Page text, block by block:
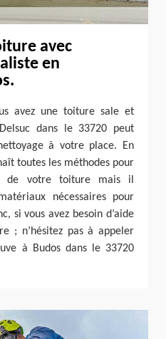
avec
en
avez une toiture sale et
dans le 33720 peut
à votre place. En
toutes les méthodes pour
de votre toiture mais il
nécessaires pour
si vous avez besoin d’aide
; n’hésitez pas à appeler
à Budos dans le 33720